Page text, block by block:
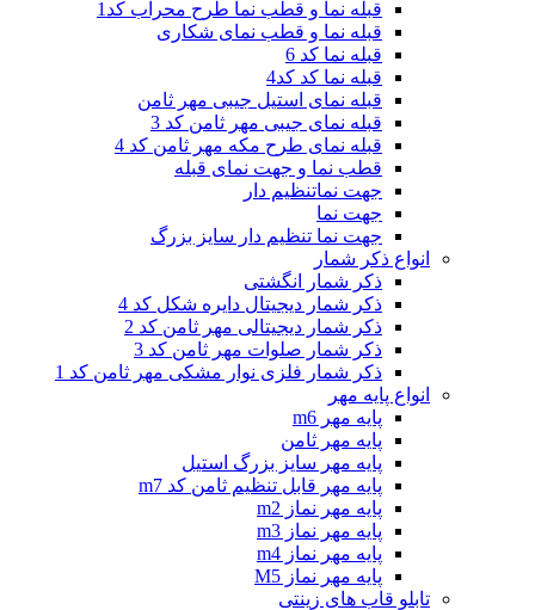
قبله نما و قطب نما طرح محراب کد1
قبله نما و قطب نمای شکاری
قبله نما کد 6
قبله نما کد کد4
قبله نمای استیل جیبی مهر ثامن
قبله نمای جیبی مهر ثامن کد 3
قبله نمای طرح مکه مهر ثامن کد 4
قطب نما و جهت نمای قبله
جهت نماتنظیم دار
جهت نما
جهت نما تنظیم دار سایز بزرگ
انواع ذکر شمار
ذکر شمار انگشتی
ذکر شمار دیجیتال دایره شکل کد 4
ذکر شمار دیجیتالی مهر ثامن کد 2
ذکر شمار صلوات مهر ثامن کد 3
ذکر شمار فلزی نوار مشکی مهر ثامن کد 1
انواع پایه مهر
پایه مهر m6
پایه مهر ثامن
پایه مهر سایز بزرگ استیل
پایه مهر قابل تنظیم ثامن کد m7
پایه مهر نماز m2
پایه مهر نماز m3
پایه مهر نماز m4
پایه مهر نماز M5
تابلو قاب های زینتی